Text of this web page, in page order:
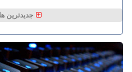
جدیدترین ها